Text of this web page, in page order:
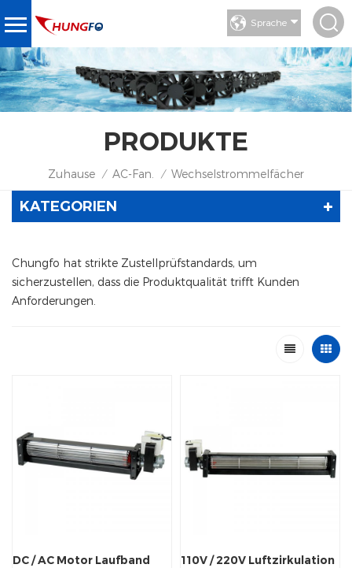
Sprache
PRODUKTE
Zuhause / AC-Fan. / Wechselstrommelfächer
KATEGORIEN
Chungfo hat strikte Zustellprüfstandards, um
sicherzustellen, dass die Produktqualität trifft Kunden
Anforderungen.
DC / AC Motor Laufband
110V / 220V Luftzirkulation